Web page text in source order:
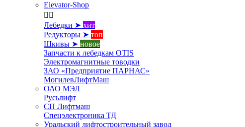
Elevator-Shop
 
Лебедки ➤ хит
Редукторы ➤ топ
Шкивы ➤ новое
Запчасти к лебедкам OTIS
Электромагнитные товодки
ЗАО «Предприятие ПАРНАС»
МогилевЛифтМаш
ОАО МЭЛ
Русьлифт
СП Лифтмаш
Спецэлектроника ТД
Уральский лифтостроительный завод